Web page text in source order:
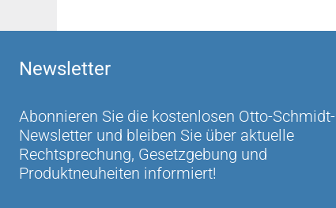
Newsletter
Abonnieren Sie die kostenlosen Otto-Schmidt-
Newsletter und bleiben Sie über aktuelle
Rechtsprechung, Gesetzgebung und
Produktneuheiten informiert!